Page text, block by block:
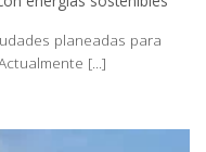
planeadas para
[...]